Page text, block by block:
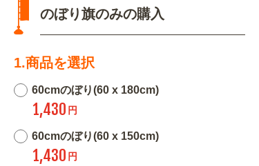
のぼり旗のみの購入
1.商品を選択
60cmのぼり(60 x 180cm)
1,430 円
60cmのぼり(60 x 150cm)
1,430 円